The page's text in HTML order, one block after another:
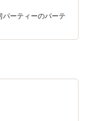
ーティーのパーテ